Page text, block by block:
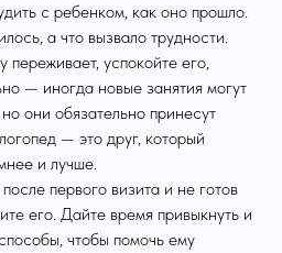
с ребенком, как оно прошло.
а что вызвало трудности.
успокойте его,
— иногда новые занятия могут
они обязательно принесут
— это друг, который
и лучше.
первого визита и не готов
его. Дайте время привыкнуть и
чтобы помочь ему